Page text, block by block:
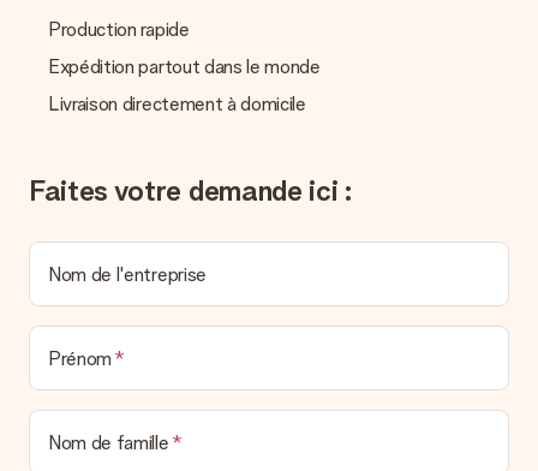
Nous n’envoyons pas de facture avec le cadeau. Nous vous
pouvez de même retrouver votre facture dans votre espace
personnel MySurprise. Vous pouvez ainsi être tranquille et
envoyer directement le cadeau à l’heureux destinataire, pour
Production rapide
Expédition partout dans le monde
Livraison directement à domicile
Faites votre demande ici :
Nom de l'entreprise
Prénom
Nom de famille